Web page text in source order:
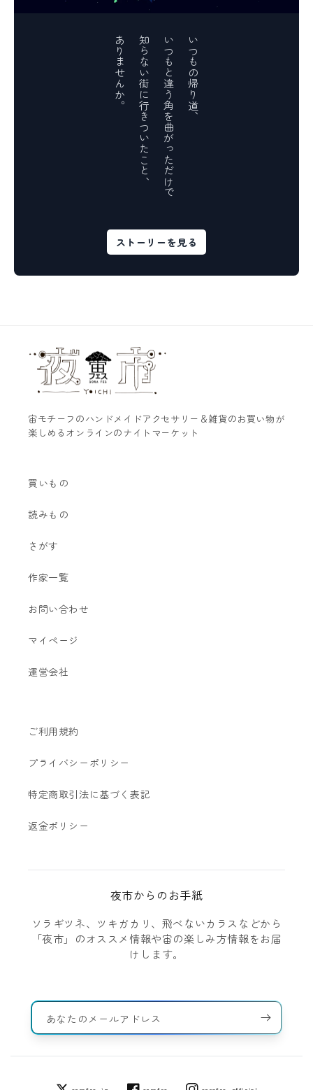
いつもの帰り道、
いつもと違う角を曲がっただけで
知らない街に行きついたこと、
ありませんか。
ストーリーを見る
宙モチーフのハンドメイドアクセサリー＆雑貨のお買い物が
楽しめるオンラインのナイトマーケット
買いもの
読みもの
さがす
作家一覧
お問い合わせ
マイページ
運営会社
ご利用規約
プライバシーポリシー
特定商取引法に基づく表記
返金ポリシー
夜市からのお手紙
ソラギツネ、ツキガカリ、飛べないカラスなどから
「夜市」のオススメ情報や宙の楽しみ方情報をお届
けします。
あなたのメールアドレス